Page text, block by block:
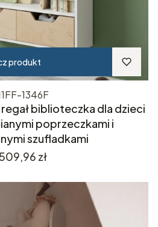
produkt
1346F
biblioteczka dla dzieci
poprzeczkami i
szufladkami
Cena
509,96 zł